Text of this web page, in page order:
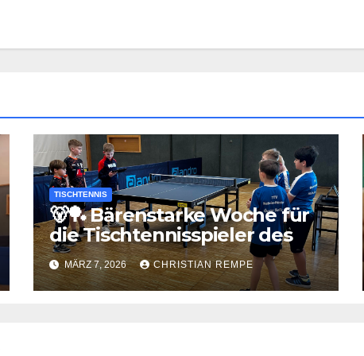
TISCHTENNIS
🐻🏓 Bärenstarke Woche für
die Tischtennisspieler des
TuS Jahn Berge
MÄRZ 7, 2026 CHRISTIAN REMPE